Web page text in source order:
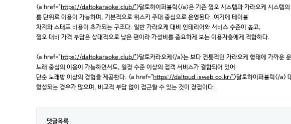
<a href="https://daltokaraoke.club/">달토하이퍼블릭</a>은 기존 쩜오 시스템과 가라오케 시스템
룸 단위로 이용이 가능하며, 기본적으로 위스키 주대 중심으로 운영된다. 여기에 테이블
차지와 스태프 비용이 추가되는 구조다. 일반 가라오케 대비 인테리어와 서비스 수준이 높고,
쩜오 대비 가격 부담은 상대적으로 낮은 편이라 가성비를 중요하게 보는 이용자층에게 적합하다.
<a href="https://daltokaraoke.club/">달토카라오케</a>는 보다 전통적인 가라오케 형태에 가까운
노래 중심의 이용이 가능하면서도, 일정 수준 이상의 접객 서비스가 결합되어 있어
단순 노래방 이상의 경험을 제공한다. <a href="https://daltoud.isweb.co.kr/">달토하이퍼블릭</a>
형성되는 경우가 많으며, 비교적 부담 없이 접근할 수 있는 것이 장점이다.
댓글목록